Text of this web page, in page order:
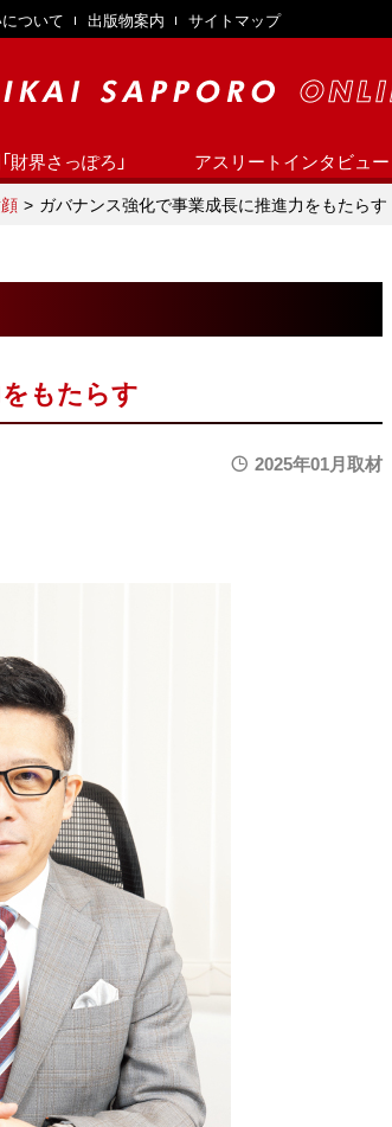
ついて 出版物案内 サイトマップ
財界さっぽろ」 アスリートインタビュー
ガバナンス強化で事業成長に推進力をもたらす
もたらす
2025年01月取材